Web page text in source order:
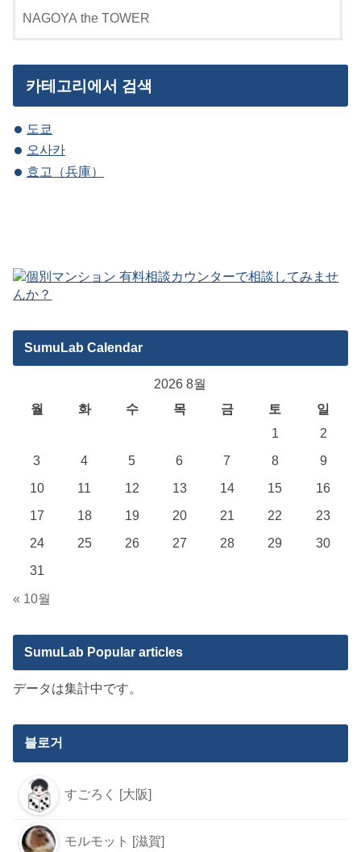
카테고리에서 검색
도쿄
오사카
효고（兵庫）
SumuLab Calendar
2026 8월
월
화 수 목 금 토
일
1
2
3
4 5 6 7 8
9
10
11 12 13 14 15
16
17
18 19 20 21 22
23
24
25 26 27 28 29
30
31
« 10월
SumuLab Popular articles
データは集計中です。
블로거
すごろく [大阪]
モルモット [滋賀]